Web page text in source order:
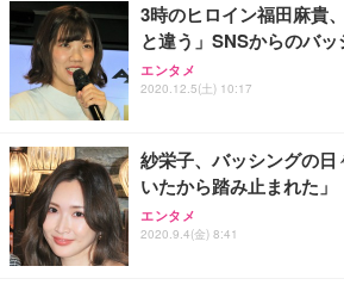
3時のヒロイン福田麻貴
と違う」SNSからのバ
エンタメ
2020.12.5(土) 10:17
紗栄子、バッシングの
いたから踏み止まれた」
エンタメ
2020.9.4(金) 8:41